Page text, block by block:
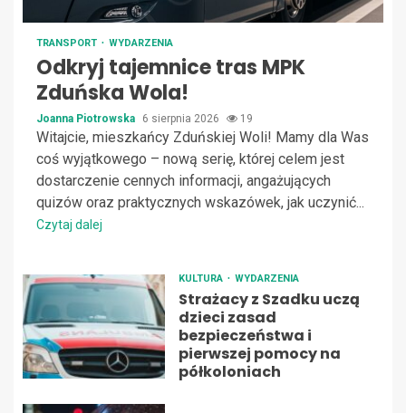
TRANSPORT WYDARZENIA
Odkryj tajemnice tras MPK
Zduńska Wola!
Joanna Piotrowska 6 sierpnia 2026 19
Witajcie, mieszkańcy Zduńskiej Woli! Mamy dla Was
coś wyjątkowego – nową serię, której celem jest
dostarczenie cennych informacji, angażujących
quizów oraz praktycznych wskazówek, jak uczynić...
Czytaj dalej
KULTURA WYDARZENIA
Strażacy z Szadku uczą
dzieci zasad
bezpieczeństwa i
pierwszej pomocy na
półkoloniach